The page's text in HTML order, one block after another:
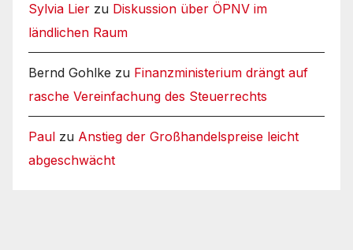
Sylvia Lier zu Diskussion über ÖPNV im
ländlichen Raum
Bernd Gohlke zu Finanzministerium drängt auf
rasche Vereinfachung des Steuerrechts
Paul zu Anstieg der Großhandelspreise leicht
abgeschwächt